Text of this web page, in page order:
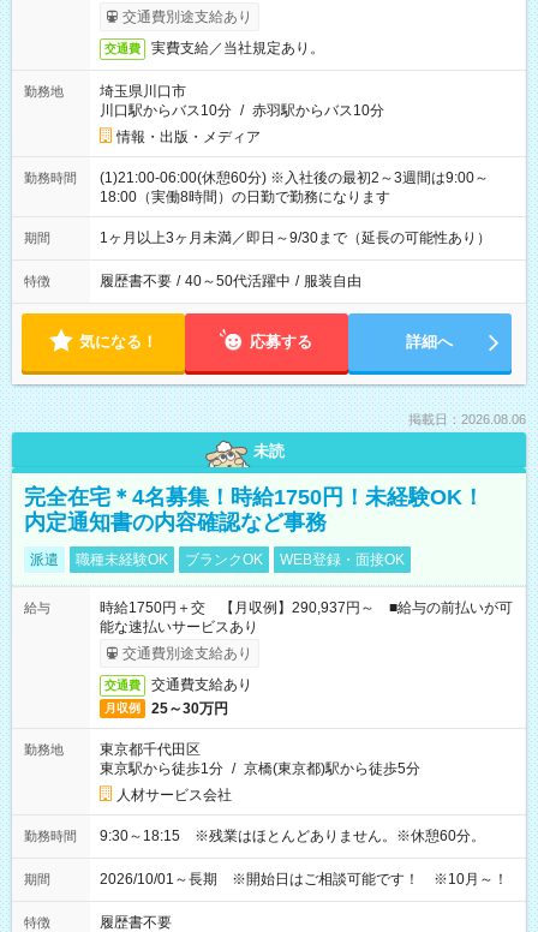
交通費別途支給あり
交通費 実費支給／当社規定あり。
勤務地
埼玉県川口市
川口駅からバス10分 / 赤羽駅からバス10分
情報・出版・メディア
勤務時間
(1)21:00-06:00(休憩60分) ※入社後の最初2～3週間は9:00～
18:00（実働8時間）の日勤で勤務になります
期間 1ヶ月以上3ヶ月未満／即日～9/30まで（延長の可能性あり）
特徴 履歴書不要 / 40～50代活躍中 / 服装自由
気になる！ 応募する 詳細へ
掲載日：2026.08.06
未読
完全在宅＊4名募集！時給1750円！未経験OK！
内定通知書の内容確認など事務
派遣 職種未経験OK ブランクOK WEB登録・面接OK
給与
時給1750円＋交 【月収例】290,937円～ ■給与の前払いが可
能な速払いサービスあり
交通費別途支給あり
交通費 交通費支給あり
月収例 25～30万円
勤務地
東京都千代田区
東京駅から徒歩1分 / 京橋(東京都)駅から徒歩5分
人材サービス会社
勤務時間 9:30～18:15 ※残業はほとんどありません。※休憩60分。
期間 2026/10/01～長期 ※開始日はご相談可能です！ ※10月～！
特徴 履歴書不要